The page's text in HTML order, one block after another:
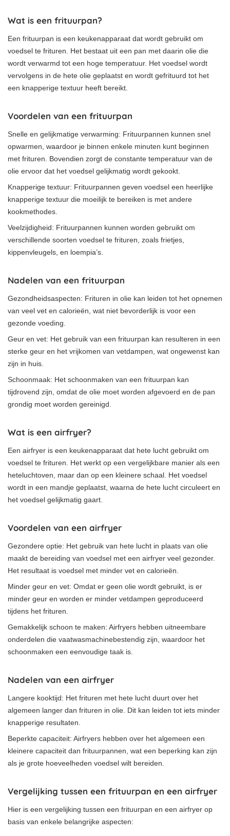
Wat is een frituurpan?
Een frituurpan is een keukenapparaat dat wordt gebruikt om
voedsel te frituren. Het bestaat uit een pan met daarin olie die
wordt verwarmd tot een hoge temperatuur. Het voedsel wordt
vervolgens in de hete olie geplaatst en wordt gefrituurd tot het
een knapperige textuur heeft bereikt.
Voordelen van een frituurpan
Snelle en gelijkmatige verwarming: Frituurpannen kunnen snel
opwarmen, waardoor je binnen enkele minuten kunt beginnen
met frituren. Bovendien zorgt de constante temperatuur van de
olie ervoor dat het voedsel gelijkmatig wordt gekookt.
Knapperige textuur: Frituurpannen geven voedsel een heerlijke
knapperige textuur die moeilijk te bereiken is met andere
kookmethodes.
Veelzijdigheid: Frituurpannen kunnen worden gebruikt om
verschillende soorten voedsel te frituren, zoals frietjes,
kippenvleugels, en loempia’s.
Nadelen van een frituurpan
Gezondheidsaspecten: Frituren in olie kan leiden tot het opnemen
van veel vet en calorieën, wat niet bevorderlijk is voor een
gezonde voeding.
Geur en vet: Het gebruik van een frituurpan kan resulteren in een
sterke geur en het vrijkomen van vetdampen, wat ongewenst kan
zijn in huis.
Schoonmaak: Het schoonmaken van een frituurpan kan
tijdrovend zijn, omdat de olie moet worden afgevoerd en de pan
grondig moet worden gereinigd.
Wat is een airfryer?
Een airfryer is een keukenapparaat dat hete lucht gebruikt om
voedsel te frituren. Het werkt op een vergelijkbare manier als een
heteluchtoven, maar dan op een kleinere schaal. Het voedsel
wordt in een mandje geplaatst, waarna de hete lucht circuleert en
het voedsel gelijkmatig gaart.
Voordelen van een airfryer
Gezondere optie: Het gebruik van hete lucht in plaats van olie
maakt de bereiding van voedsel met een airfryer veel gezonder.
Het resultaat is voedsel met minder vet en calorieën.
Minder geur en vet: Omdat er geen olie wordt gebruikt, is er
minder geur en worden er minder vetdampen geproduceerd
tijdens het frituren.
Gemakkelijk schoon te maken: Airfryers hebben uitneembare
onderdelen die vaatwasmachinebestendig zijn, waardoor het
schoonmaken een eenvoudige taak is.
Nadelen van een airfryer
Langere kooktijd: Het frituren met hete lucht duurt over het
algemeen langer dan frituren in olie. Dit kan leiden tot iets minder
knapperige resultaten.
Beperkte capaciteit: Airfryers hebben over het algemeen een
kleinere capaciteit dan frituurpannen, wat een beperking kan zijn
als je grote hoeveelheden voedsel wilt bereiden.
Vergelijking tussen een frituurpan en een airfryer
Hier is een vergelijking tussen een frituurpan en een airfryer op
basis van enkele belangrijke aspecten: